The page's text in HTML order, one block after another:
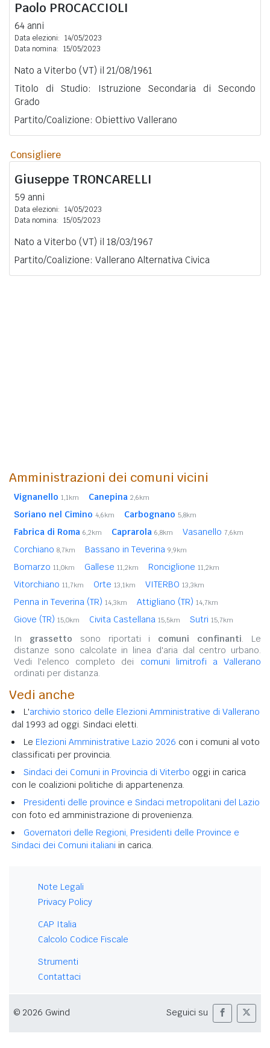
Paolo PROCACCIOLI
64 anni
Data elezioni: 14/05/2023
Data nomina: 15/05/2023
Nato a Viterbo (VT) il 21/08/1961
Titolo di Studio: Istruzione Secondaria di Secondo
Grado
Partito/Coalizione: Obiettivo Vallerano
Consigliere
Giuseppe TRONCARELLI
59 anni
Data elezioni: 14/05/2023
Data nomina: 15/05/2023
Nato a Viterbo (VT) il 18/03/1967
Partito/Coalizione: Vallerano Alternativa Civica
Amministrazioni dei comuni vicini
Vignanello 1,1km Canepina 2,6km
Soriano nel Cimino 4,6km Carbognano 5,8km
Fabrica di Roma 6,2km Caprarola 6,8km Vasanello 7,6km
Corchiano 8,7km Bassano in Teverina 9,9km
Bomarzo 11,0km Gallese 11,2km Ronciglione 11,2km
Vitorchiano 11,7km Orte 13,1km VITERBO 13,3km
Penna in Teverina (TR) 14,3km Attigliano (TR) 14,7km
Giove (TR) 15,0km Civita Castellana 15,5km Sutri 15,7km
In grassetto sono riportati i comuni confinanti. Le
distanze sono calcolate in linea d'aria dal centro urbano.
Vedi l'elenco completo dei comuni limitrofi a Vallerano
ordinati per distanza.
Vedi anche
L'archivio storico delle Elezioni Amministrative di Vallerano
dal 1993 ad oggi. Sindaci eletti.
Le Elezioni Amministrative Lazio 2026 con i comuni al voto
classificati per provincia.
Sindaci dei Comuni in Provincia di Viterbo oggi in carica
con le coalizioni politiche di appartenenza.
Presidenti delle province e Sindaci metropolitani del Lazio
con foto ed amministrazione di provenienza.
Governatori delle Regioni, Presidenti delle Province e
Sindaci dei Comuni italiani in carica.
Note Legali
Privacy Policy
CAP Italia
Calcolo Codice Fiscale
Strumenti
Contattaci
© 2026 Gwind Seguici su